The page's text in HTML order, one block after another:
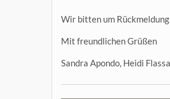
Wir bitten um
Mit freundlichen Grüßen
Sandra Apondo, Heidi